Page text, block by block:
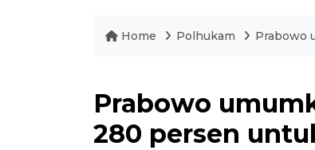
Home Polhukam Prabowo
Prabowo
280 persen